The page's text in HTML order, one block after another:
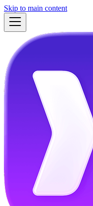
Skip to main content